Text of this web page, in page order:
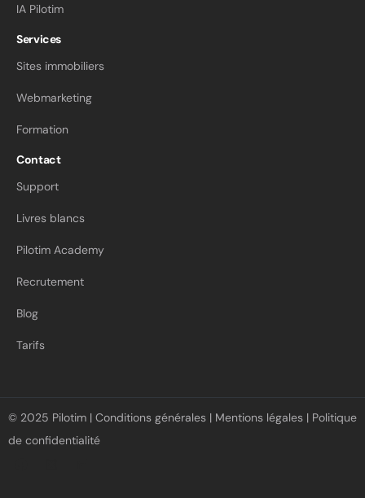
IA Pilotim
Services
Sites immobiliers
Webmarketing
Formation
Contact
Support
Livres blancs
Pilotim Academy
Recrutement
Blog
Tarifs
© 2025 Pilotim | Conditions générales | Mentions légales | Politique
de confidentialité